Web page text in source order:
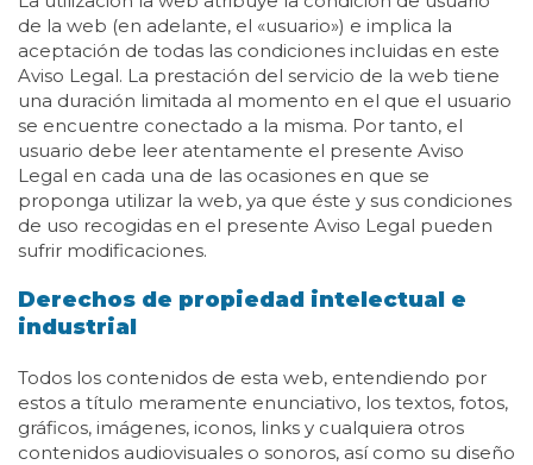
de la web (en adelante, el «usuario») e implica la
aceptación de todas las condiciones incluidas en este
Aviso Legal. La prestación del servicio de la web tiene
una duración limitada al momento en el que el usuario
se encuentre conectado a la misma. Por tanto, el
usuario debe leer atentamente el presente Aviso
Legal en cada una de las ocasiones en que se
proponga utilizar la web, ya que éste y sus condiciones
de uso recogidas en el presente Aviso Legal pueden
sufrir modificaciones.
Derechos de propiedad intelectual e
industrial
Todos los contenidos de esta web, entendiendo por
estos a título meramente enunciativo, los textos, fotos,
gráficos, imágenes, iconos, links y cualquiera otros
contenidos audiovisuales o sonoros, así como su diseño